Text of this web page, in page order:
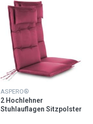
ASPERO®
2 Hochlehner
Stuhlauflagen Sitzpolster